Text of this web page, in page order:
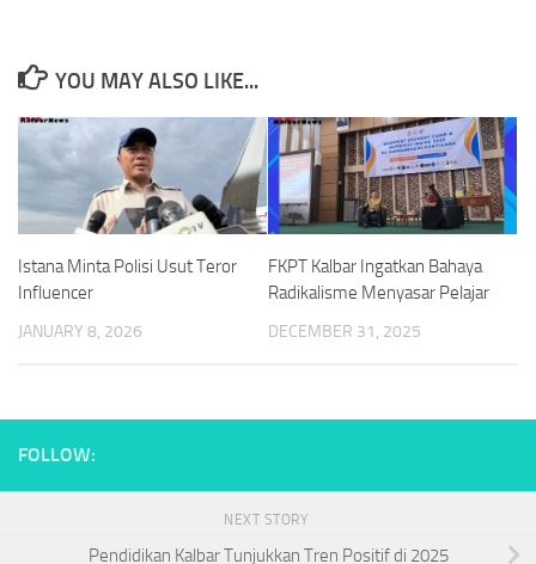
YOU MAY ALSO LIKE...
Istana Minta Polisi Usut Teror
Influencer
JANUARY 8, 2026
FKPT Kalbar Ingatkan Bahaya
Radikalisme Menyasar Pelajar
DECEMBER 31, 2025
FOLLOW:
NEXT STORY
Pendidikan Kalbar Tunjukkan Tren Positif di 2025